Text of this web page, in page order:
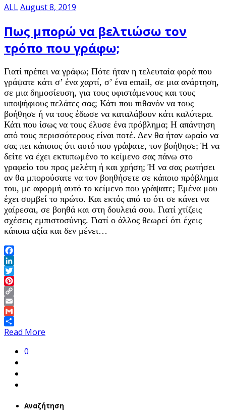
ALLAugust 8, 2019
Πως μπορώ να βελτιώσω τον
τρόπο που γράφω;
Γιατί πρέπει να γράφω; Πότε ήταν η τελευταία φορά που
γράψατε κάτι σ’ ένα χαρτί, σ’ ένα email, σε μια ανάρτηση,
σε μια δημοσίευση, για τους υφιστάμενους και τους
υποψήφιους πελάτες σας; Κάτι που πιθανόν να τους
βοήθησε ή να τους έδωσε να καταλάβουν κάτι καλύτερα.
Κάτι που ίσως να τους έλυσε ένα πρόβλημα; Η απάντηση
από τους περισσότερους είναι ποτέ. Δεν θα ήταν ωραίο να
σας πει κάποιος ότι αυτό που γράψατε, τον βοήθησε; Ή να
δείτε να έχει εκτυπωμένο το κείμενο σας πάνω στο
γραφείο του προς μελέτη ή και χρήση; Ή να σας ρωτήσει
αν θα μπορούσατε να τον βοηθήσετε σε κάποιο πρόβλημα
του, με αφορμή αυτό το κείμενο που γράψατε; Εμένα μου
έχει συμβεί το πρώτο. Και εκτός από το ότι σε κάνει να
χαίρεσαι, σε βοηθά και στη δουλειά σου. Γιατί χτίζεις
σχέσεις εμπιστοσύνης. Γιατί ο άλλος θεωρεί ότι έχεις
κάποια αξία και δεν μένει…
Facebook
LinkedIn
Twitter
Pinterest
Copy
Link
Email
Gmail
Share
Read More
0
Αναζήτηση